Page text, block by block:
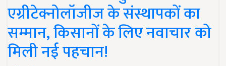
एग्रीटेक्नोलॉजीज के संस्थापकों का
सम्मान, किसानों के लिए नवाचार को
मिली नई पहचान!